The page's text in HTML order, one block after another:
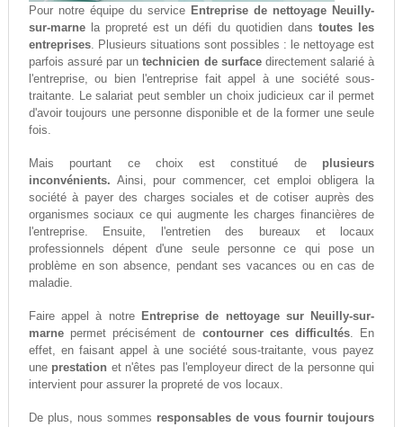
Pour notre équipe du service Entreprise de nettoyage Neuilly-
sur-marnela propreté est un défi du quotidien dans toutes les
entreprises. Plusieurs situations sont possibles : le nettoyage est
parfois assuré par untechnicien de surfacedirectement salarié à
l'entreprise, ou bien l'entreprise fait appel à une société sous-
traitante. Le salariat peut sembler un choix judicieux car il permet
d'avoir toujours une personne disponible et de la former une seule
fois.
Mais pourtant ce choix est constitué de plusieurs
inconvénients. Ainsi, pour commencer, cet emploi obligera la
société à payer des charges sociales et de cotiser auprès des
organismes sociaux ce qui augmente les charges financières de
l'entreprise. Ensuite, l'entretien des bureaux et locaux
professionnels dépent d'une seule personne ce qui pose un
problème en son absence, pendant ses vacances ou en cas de
maladie.
Faire appel à notre Entreprise de nettoyage sur Neuilly-sur-
marnepermet précisément de contourner ces difficultés. En
effet, en faisant appel à une société sous-traitante, vous payez
une prestation et n'êtes pas l'employeur direct de la personne qui
intervient pour assurer la propreté de vos locaux.
De plus, nous sommes responsables de vous fournir toujours